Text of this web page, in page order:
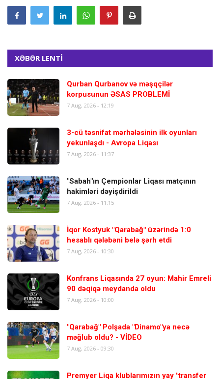
XƏBƏR LENTİ
Qurban Qurbanov və məşqçilər
korpusunun ƏSAS PROBLEMİ
7 Aug, 2026 - 12:19
3-cü təsnifat mərhələsinin ilk oyunları
yekunlaşdı - Avropa Liqası
7 Aug, 2026 - 11:37
"Sabah"ın Çempionlar Liqası matçının
hakimləri dəyişdirildi
7 Aug, 2026 - 11:15
İqor Kostyuk "Qarabağ" üzərində 1:0
hesablı qələbəni belə şərh etdi
7 Aug, 2026 - 10:30
Konfrans Liqasında 27 oyun: Mahir Emreli
90 dəqiqə meydanda oldu
7 Aug, 2026 - 10:00
"Qarabağ" Polşada "Dinamo"ya necə
məğlub oldu? - VİDEO
7 Aug, 2026 - 09:30
Premyer Liqa klublarımızın yay "transfer